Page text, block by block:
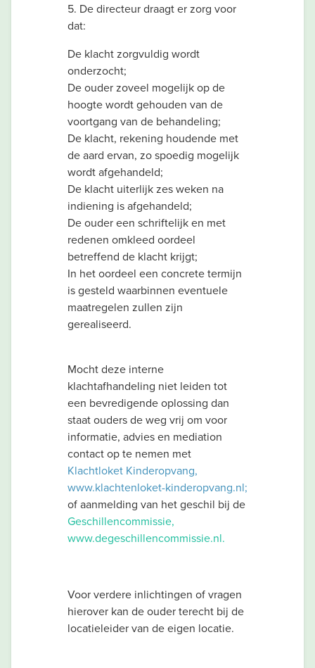
5. De directeur draagt er zorg voor
dat:
De klacht zorgvuldig wordt
onderzocht;
De ouder zoveel mogelijk op de
hoogte wordt gehouden van de
voortgang van de behandeling;
De klacht, rekening houdende met
de aard ervan, zo spoedig mogelijk
wordt afgehandeld;
De klacht uiterlijk zes weken na
indiening is afgehandeld;
De ouder een schriftelijk en met
redenen omkleed oordeel
betreffend de klacht krijgt;
In het oordeel een concrete termijn
is gesteld waarbinnen eventuele
maatregelen zullen zijn
gerealiseerd.
Mocht deze interne
klachtafhandeling niet leiden tot
een bevredigende oplossing dan
staat ouders de weg vrij om voor
informatie, advies en mediation
contact op te nemen met
Klachtloket Kinderopvang,
www.klachtenloket-kinderopvang.nl;
of aanmelding van het geschil bij de
Geschillencommissie,
www.degeschillencommissie.nl.
Voor verdere inlichtingen of vragen
hierover kan de ouder terecht bij de
locatieleider van de eigen locatie.